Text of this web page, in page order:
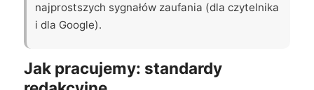
najprostszych sygnałów zaufania (dla czytelnika
i dla Google).
Jak pracujemy: standardy